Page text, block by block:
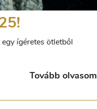
ígéretes ötletből
Tovább olvasom